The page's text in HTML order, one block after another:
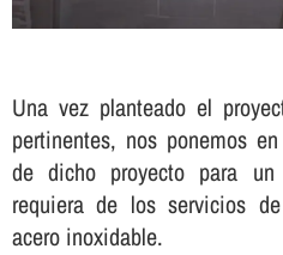
Una vez planteado el
pertinentes, nos ponemos
de dicho proyecto para
requiera de los servicios
acero inoxidable.